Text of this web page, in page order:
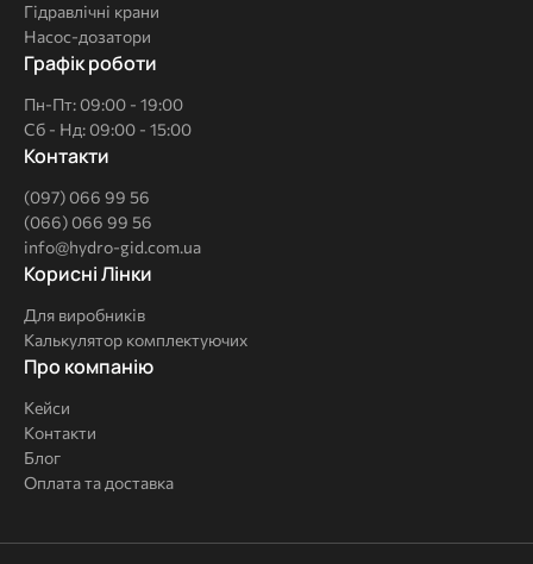
Гідравлічні крани
Насос-дозатори
Графік роботи
Пн-Пт: 09:00 - 19:00
Сб - Нд: 09:00 - 15:00
Контакти
(097) 066 99 56
(066) 066 99 56
info@hydro-gid.com.ua
Корисні
Корисні Лінки
Для виробників
Калькулятор комплектуючих
Про
компанію
Про компанію
Кейси
Контакти
Блог
Оплата та доставка